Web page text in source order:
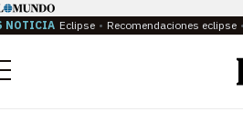
NOTICIA Eclipse Recomendaciones eclipse
Menú